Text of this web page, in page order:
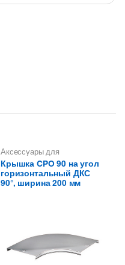
Аксессуары для
металлических лотков
Крышки на повороты,
ответвители
Крышка CPO 90 на угол
горизонтальный ДКС
90°, ширина 200 мм